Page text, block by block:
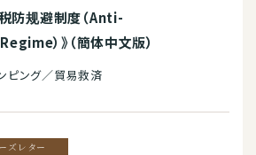
防规避制度（Anti-
）》（簡体中文版）
ピング／貿易救済
ズレター